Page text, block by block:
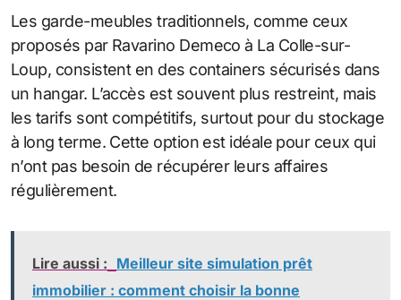
Les garde-meubles traditionnels, comme ceux
proposés par Ravarino Demeco à La Colle-sur-
Loup, consistent en des containers sécurisés dans
un hangar. L’accès est souvent plus restreint, mais
les tarifs sont compétitifs, surtout pour du stockage
à long terme. Cette option est idéale pour ceux qui
n’ont pas besoin de récupérer leurs affaires
régulièrement.
Lire aussi : Meilleur site simulation prêt
immobilier : comment choisir la bonne